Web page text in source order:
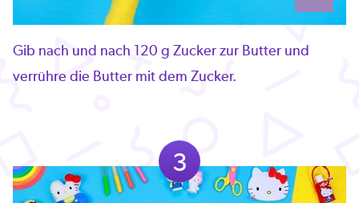
Gib nach und nach 120 g Zucker zur Butter und
verrühre die Butter mit dem Zucker.
3